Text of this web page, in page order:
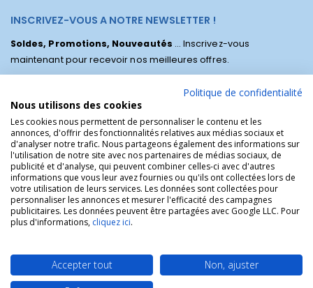
INSCRIVEZ-VOUS A NOTRE NEWSLETTER !
Soldes, Promotions, Nouveautés ... Inscrivez-vous
maintenant pour recevoir nos meilleures offres.
La Boutique des Chrétiens © | La boutique religieuse chrétienne de
référence !.
Politique de confidentialité
Nous utilisons des cookies
Les cookies nous permettent de personnaliser le contenu et les
annonces, d'offrir des fonctionnalités relatives aux médias sociaux et
d'analyser notre trafic. Nous partageons également des informations sur
l'utilisation de notre site avec nos partenaires de médias sociaux, de
publicité et d'analyse, qui peuvent combiner celles-ci avec d'autres
informations que vous leur avez fournies ou qu'ils ont collectées lors de
votre utilisation de leurs services. Les données sont collectées pour
personnaliser les annonces et mesurer l'efficacité des campagnes
publicitaires. Les données peuvent être partagées avec Google LLC. Pour
plus d'informations, cliquez ici.
Accepter tout
Non, ajuster